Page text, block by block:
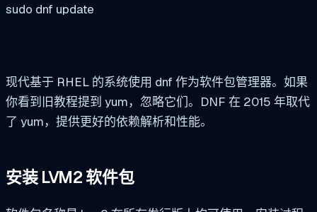
sudo dnf update
现代基于 RHEL 的系统使用 dnf 作为软件包管理器。如果
你看到旧教程提到 yum，忽略它们。DNF 在 2015 年取代
了 yum，提供更好的依赖解析和性能。
安装 LVM2 软件包